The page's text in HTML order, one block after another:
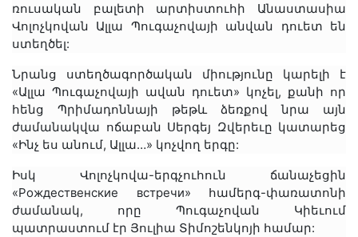
ռուսական բալետի արտիստուհի Անաստասիա
Վոլոչկովան Ալլա Պուգաչովայի անվան դուետ են
ստեղծել:
Նրանց ստեղծագործական միությունը կարելի է
«Ալլա Պուգաչովայի ավան դուետ» կոչել, քանի որ
հենց Պրիմադոննայի թեթև ձեռքով նրա այն
ժամանակվա ոճաբան Սերգեյ Զվերեւը կատարեց
«Ինչ ես անում, Ալլա…» կոչվող երգը:
Իսկ Վոլոչկովա-երգչուհուն ճանաչեցին
«Рождественские встречи» համերգ-փառատոնի
ժամանակ, որը Պուգաչովան Կիեւում
պատրաստում էր Յուլիա Տիմոշենկոյի համար: